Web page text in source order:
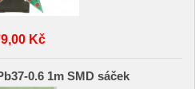
Kč
0.6 1m SMD sáček